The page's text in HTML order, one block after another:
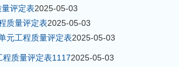
评定表2025-05-03
质量评定表2025-05-03
元工程质量评定表2025-05-03
质量评定表11172025-05-03